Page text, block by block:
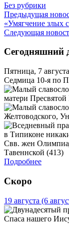
Без рубрики
Предыдущая
«Умягчение злых
Следующая
Сегодняшний
Пятница, 7
Седмица 10-я по
матери
Желтоводского,
Свв. жен
Тавеннской (413)
Подробнее
Скоро
19 августа (6
Спаса нашего